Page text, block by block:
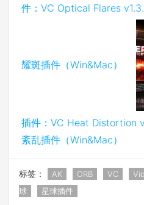
件：VC Optical Flares
耀斑插件（Win&Mac）
插件：VC Heat Distortion
紊乱插件（Win&Mac）
标签： AK ORB VC
球
星球插件